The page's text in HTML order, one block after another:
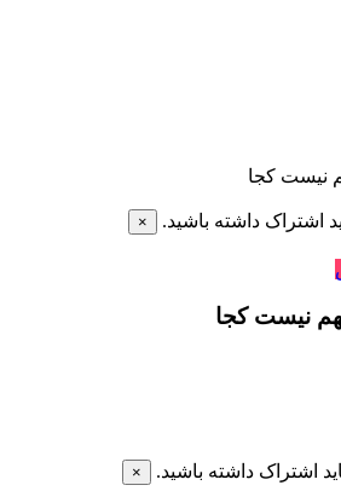
اشتراک داشته باشید.
×
نیست کجا
اشتراک داشته باشید. ×